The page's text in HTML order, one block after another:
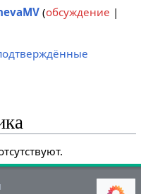
(обсуждение |